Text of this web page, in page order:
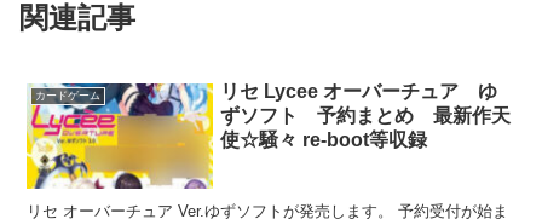
関連記事
カードゲーム
リセ Lycee オーバーチュア ゆ
ずソフト 予約まとめ 最新作天
使☆騒々 re-boot等収録
リセ オーバーチュア Ver.ゆずソフトが発売します。 予約受付が始ま